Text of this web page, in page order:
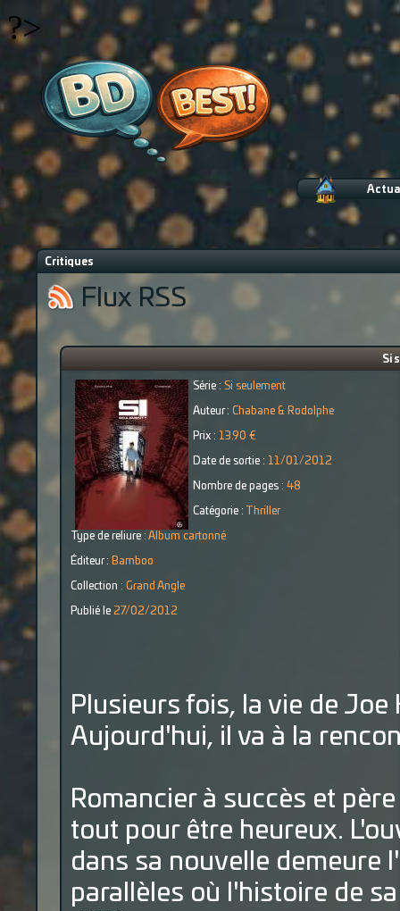
?>
Critiques
Flux RSS
Si
Série : Si seulement
Auteur : Chabane & Rodolphe
Prix : 13.90 €
Date de sortie : 11/01/2012
Nombre de pages : 48
Catégorie : Thriller
Type de reliure : Album cartonné
Éditeur : Bamboo
Collection : Grand Angle
Publié le 27/02/2012
Plusieurs fois, la vie de
Aujourd'hui, il va à la
Romancier à succès et
tout pour être heureux.
dans sa nouvelle demeure
parallèles où l'histoire de